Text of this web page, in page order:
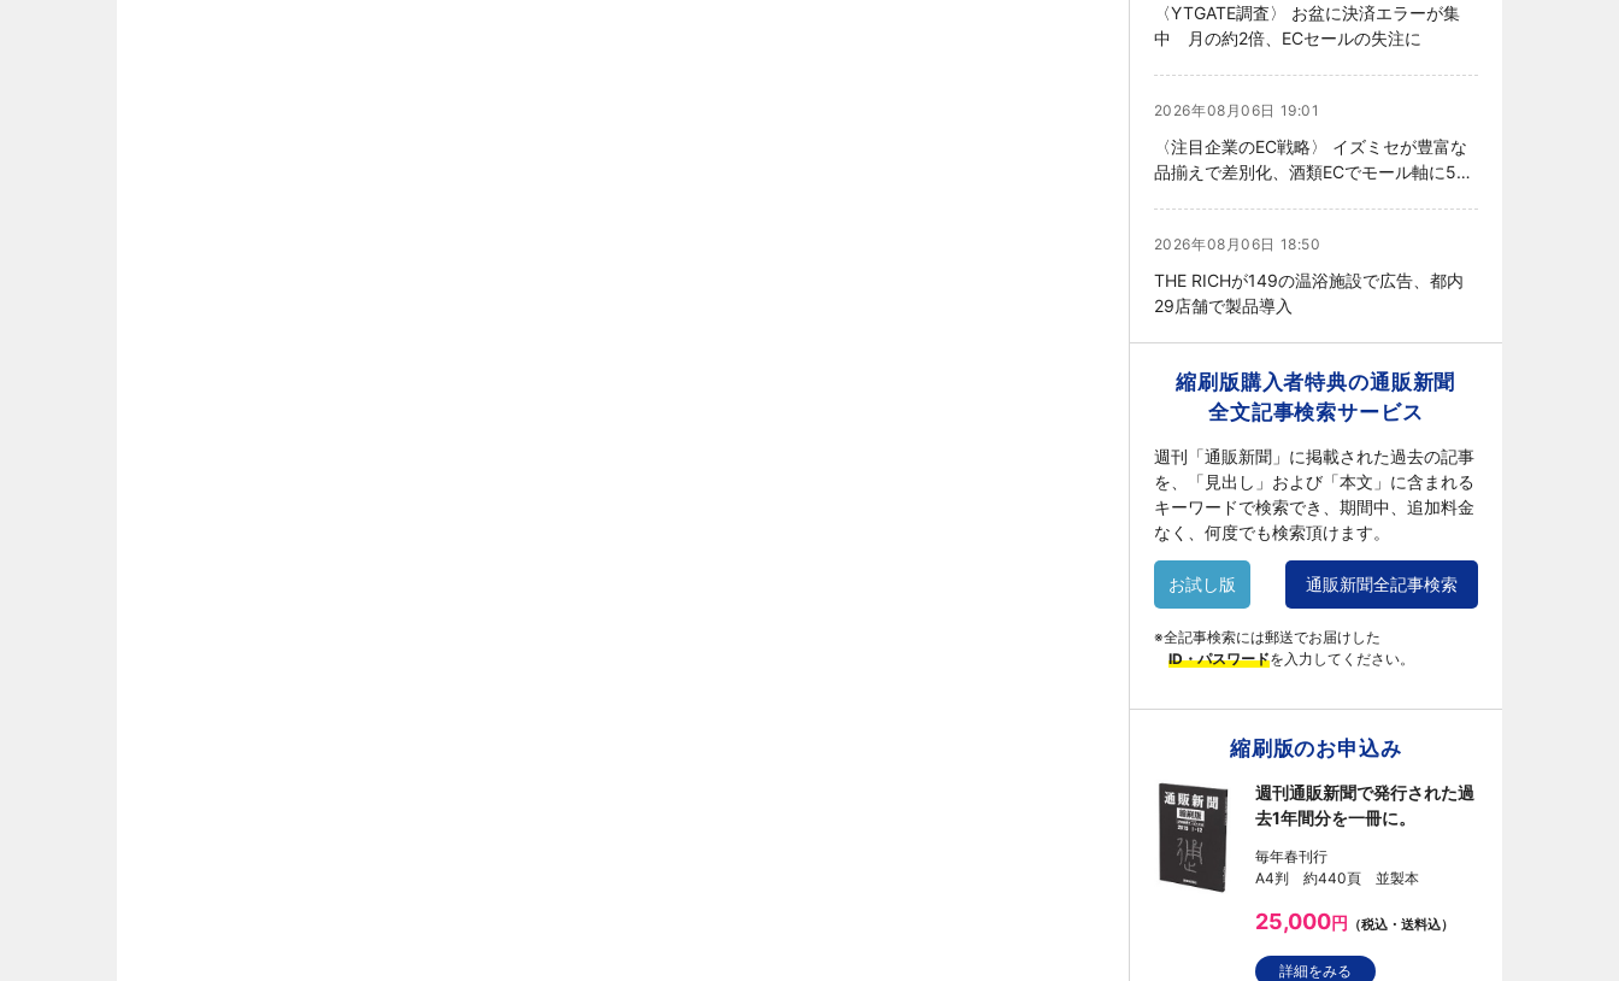
〈YTGATE調査〉 お盆に決済エラーが集
中 月の約2倍、ECセールの失注に
2026年08月06日 19:01
〈注目企業のEC戦略〉 イズミセが豊富な
品揃えで差別化、酒類ECでモール軸に50
2026年08月06日 18:50
THE RICHが149の温浴施設で広告、都内
29店舗で製品導入
縮刷版購入者特典の通販新聞
全文記事検索サービス
週刊「通販新聞」に掲載された過去の記事
を、「見出し」および「本文」に含まれる
キーワードで検索でき、期間中、追加料金
なく、何度でも検索頂けます。
お試し版 通販新聞全記事検索
※全記事検索には郵送でお届けした
ID・パスワードを入力してください。
縮刷版のお申込み
週刊通販新聞で発行された過
去1年間分を一冊に。
毎年春刊行
A4判 約440頁 並製本
25,000円 （税込・送料込）
詳細をみる